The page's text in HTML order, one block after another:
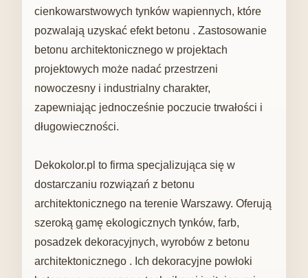
cienkowarstwowych tynków wapiennych, które
pozwalają uzyskać efekt betonu . Zastosowanie
betonu architektonicznego w projektach
projektowych może nadać przestrzeni
nowoczesny i industrialny charakter,
zapewniając jednocześnie poczucie trwałości i
długowieczności.
Dekokolor.pl to firma specjalizująca się w
dostarczaniu rozwiązań z betonu
architektonicznego na terenie Warszawy. Oferują
szeroką gamę ekologicznych tynków, farb,
posadzek dekoracyjnych, wyrobów z betonu
architektonicznego . Ich dekoracyjne powłoki